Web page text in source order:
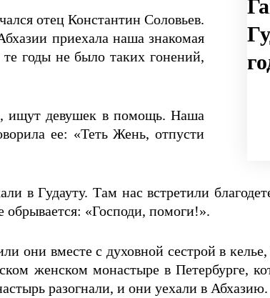
отец Константин Соловьев.
приехала наша знакомая
годы не было таких гонений,
ищут девушек в помощь. Наша
ее: «Теть Жень, отпусти
в Гудауту. Там нас встретили
обрывается: «Господи, помоги!».
вместе с духовной сестрой в келье,
женском монастыре в Петербурге,
разогнали, и они уехали в Абхазию.